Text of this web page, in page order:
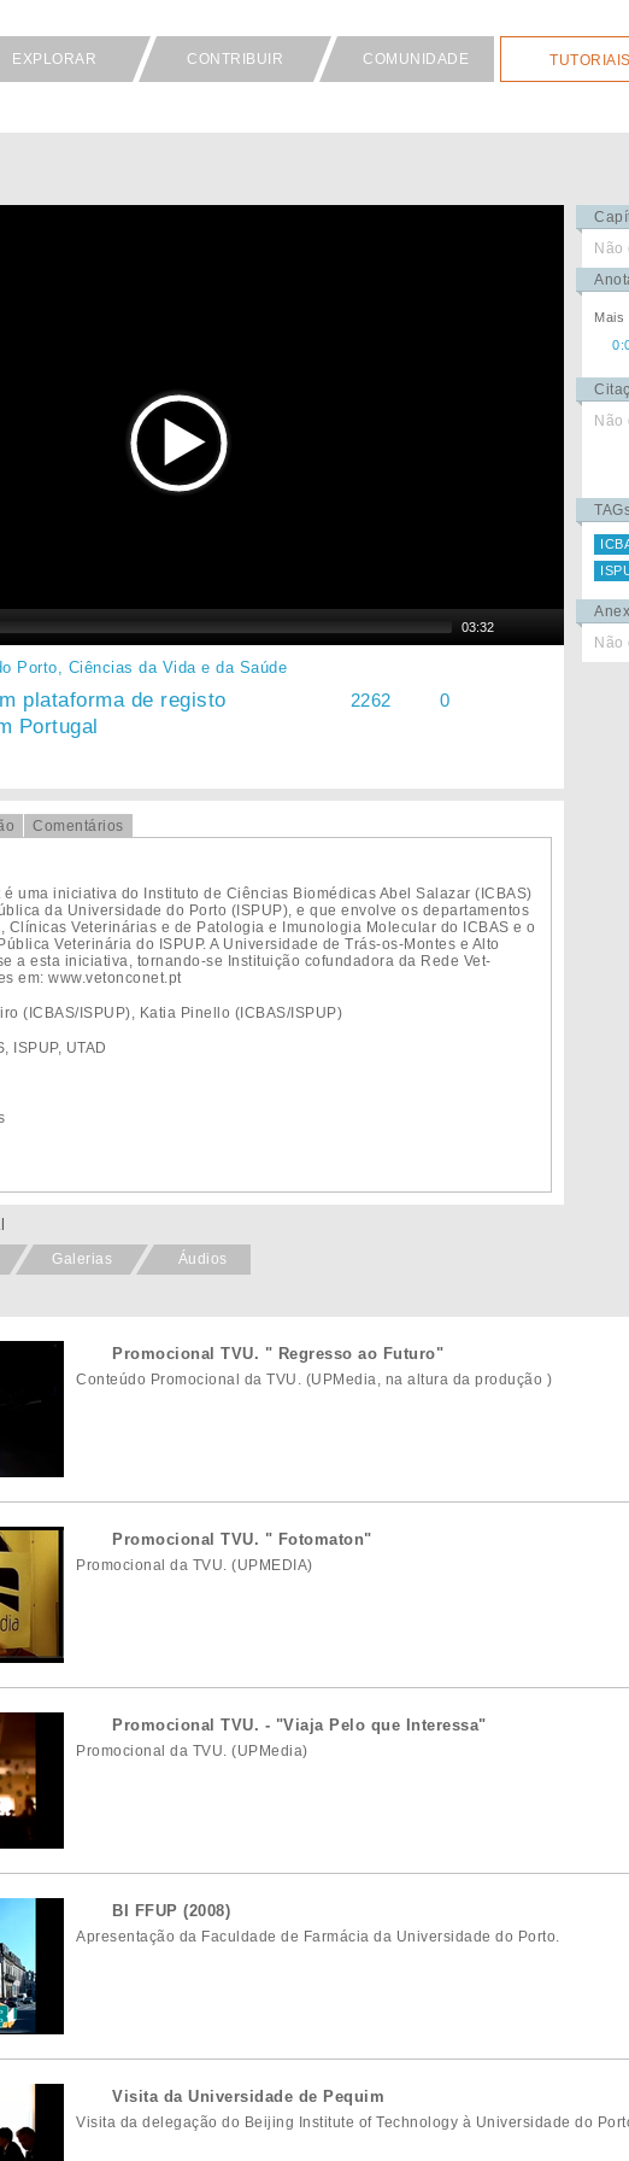
EXPLORAR CONTRIBUIR COMUNIDADE TUTORIAIS
03:32
Porto, Ciências da Vida e da Saúde
plataforma de registo
Portugal
2262 0
Comentários
é uma iniciativa do Instituto de Ciências Biomédicas Abel Salazar (ICBAS)
da Universidade do Porto (ISPUP), e que envolve os departamentos
Clínicas Veterinárias e de Patologia e Imunologia Molecular do ICBAS e o
Veterinária do ISPUP. A Universidade de Trás-os-Montes e Alto
a esta iniciativa, tornando-se Instituição cofundadora da Rede Vet-
em: www.vetonconet.pt
(ICBAS/ISPUP), Katia Pinello (ICBAS/ISPUP)
ISPUP, UTAD
Não
Mais
Não
Não
Galerias Áudios
Promocional TVU. " Regresso ao Futuro"
Conteúdo Promocional da TVU. (UPMedia, na altura da produção )
Promocional TVU. " Fotomaton"
Promocional da TVU. (UPMEDIA)
Promocional TVU. - "Viaja Pelo que Interessa"
Promocional da TVU. (UPMedia)
BI FFUP (2008)
Apresentação da Faculdade de Farmácia da Universidade do Porto.
Visita da Universidade de Pequim
Visita da delegação do Beijing Institute of Technology à Universidade do